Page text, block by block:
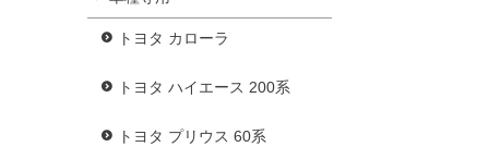
トヨタ カローラ
トヨタ ハイエース 200系
トヨタ プリウス 60系